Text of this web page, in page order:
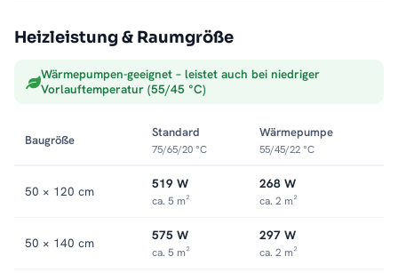
Wandmontage mit 9 bis 10,5 cm Wandabstand. Weitere
Modelle finden Sie in der Kategorie
Heizleistung & Raumgröße
Wärmepumpen-geeignet – leistet auch bei niedriger
Vorlauftemperatur (55/45 °C)
Baugröße
Standard
75/65/20 °C
Wärmepumpe
55/45/22 °C
50 × 120 cm 519 W
ca. 5 m²
268 W
ca. 2 m²
50 × 140 cm 575 W
ca. 5 m²
297 W
ca. 2 m²